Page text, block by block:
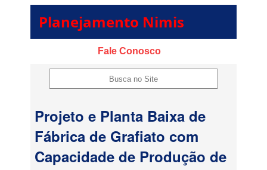
Planejamento Nimis
Fale Conosco
Projeto e Planta Baixa de
Fábrica de Grafiato com
Capacidade de Produção de